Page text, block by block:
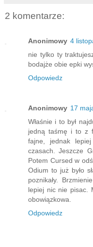
2 komentarze:
Anonimowy 4
nie tylko ty
bodajże obie epki
Odpowiedz
Anonimowy 17
Właśnie i to był
jedną taśmę i to z
fajne, jednak
czasach. Jeszcze
Potem Cursed w
Odium to już było
poznikały.
lepiej nic nie pisac.
obowiązkowa.
Odpowiedz